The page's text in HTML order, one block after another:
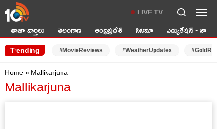
LIVE TV
తాజా వార్తలు తెలంగాణ ఆంధ్రప్రదేశ్ సినిమా ఎడ్యుకేషన్ - జాబ్స్
Trending #MovieReviews #WeatherUpdates
Home » Mallikarjuna
Mallikarjuna